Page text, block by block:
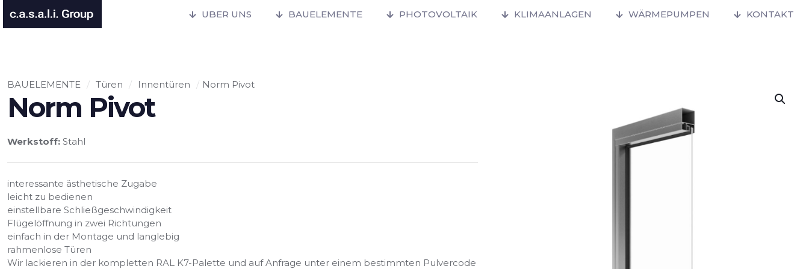
UBER UNS BAUELEMENTE PHOTOVOLTAIK KLIMAANLAGEN WÄRMEPUMPEN KONTAKT
BAUELEMENTE / Türen / Innentüren / Norm Pivot
Norm Pivot
Werkstoff: Stahl
interessante ästhetische Zugabe
leicht zu bedienen
einstellbare Schließgeschwindigkeit
Flügelöffnung in zwei Richtungen
einfach in der Montage und langlebig
rahmenlose Türen
Wir lackieren in der kompletten RAL K7-Palette und auf Anfrage unter einem bestimmten Pulvercode